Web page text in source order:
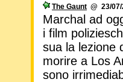
The Gaunt @ 23/
Marchal ad
i film
sua la lezione
morire a Los
sono